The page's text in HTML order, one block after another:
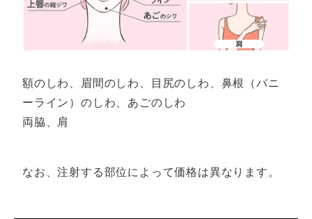
額のしわ、眉間のしわ、目尻のしわ、鼻根（バニ
ーライン）のしわ、あごのしわ
両脇、肩
なお、注射する部位によって価格は異なります。